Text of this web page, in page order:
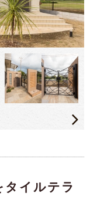
タイルテラ